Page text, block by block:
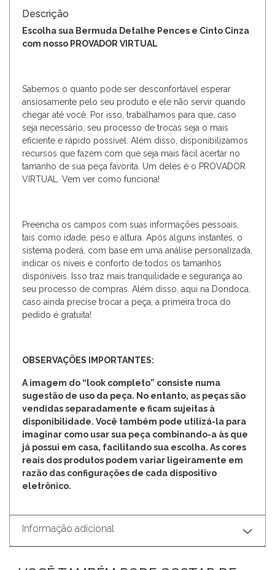
Descrição
Escolha sua Bermuda Detalhe Pences e Cinto Cinza
com nosso PROVADOR VIRTUAL
Sabemos o quanto pode ser desconfortável esperar
ansiosamente pelo seu produto e ele não servir quando
chegar até você. Por isso, trabalhamos para que, caso
seja necessário, seu processo de trocas seja o mais
eficiente e rápido possível. Além disso, disponibilizamos
recursos que fazem com que seja mais fácil acertar no
tamanho de sua peça favorita. Um deles é o PROVADOR
VIRTUAL. Vem ver como funciona!
Preencha os campos com suas informações pessoais,
tais como idade, peso e altura. Após alguns instantes, o
sistema poderá, com base em uma análise personalizada,
indicar os níveis e conforto de todos os tamanhos
disponíveis. Isso traz mais tranquilidade e segurança ao
seu processo de compras. Além disso, aqui na Dondoca,
caso ainda precise trocar a peça, a primeira troca do
pedido é gratuita!
OBSERVAÇÕES IMPORTANTES:
A imagem do “look completo” consiste numa
sugestão de uso da peça. No entanto, as peças são
vendidas separadamente e ficam sujeitas à
disponibilidade. Você também pode utilizá-la para
imaginar como usar sua peça combinando-a às que
já possui em casa, facilitando sua escolha. As cores
reais dos produtos podem variar ligeiramente em
razão das configurações de cada dispositivo
eletrônico.
Informação adicional